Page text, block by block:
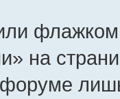
флажком
на